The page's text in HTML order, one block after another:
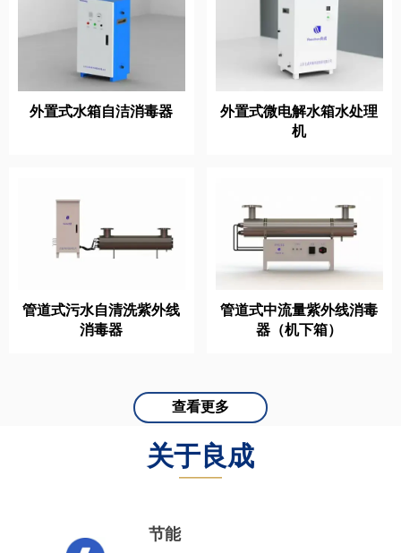
外置式水箱自洁消毒器
外置式微电解水箱水处理
机
管道式污水自清洗紫外线
消毒器
管道式中流量紫外线消毒
器（机下箱）
查看更多
关于良成
———
节能